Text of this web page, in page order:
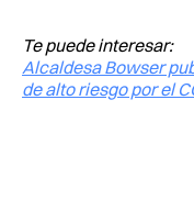
Te puede interesar:
Alcaldesa Bowser
de alto riesgo por el